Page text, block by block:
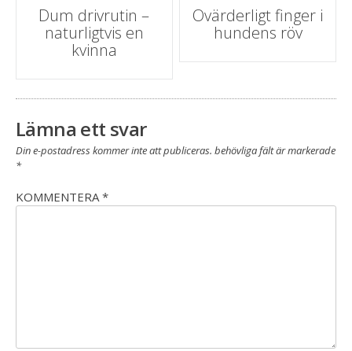
navigering
Dum drivrutin –
naturligtvis en
kvinna
Ovärderligt finger i
hundens röv
Lämna ett svar
Din e-postadress kommer inte att publiceras. behövliga fält är markerade
*
KOMMENTERA*